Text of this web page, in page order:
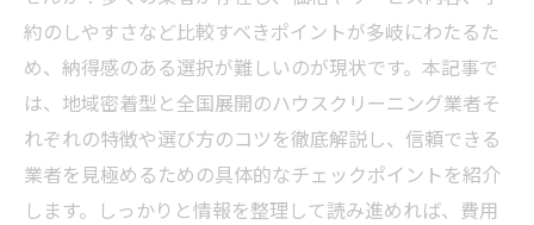
約のしやすさなど比較すべきポイントが多岐にわたるた
め、納得感のある選択が難しいのが現状です。本記事で
は、地域密着型と全国展開のハウスクリーニング業者そ
れぞれの特徴や選び方のコツを徹底解説し、信頼できる
業者を見極めるための具体的なチェックポイントを紹介
します。しっかりと情報を整理して読み進めれば、費用